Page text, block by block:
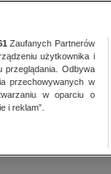
Zaufanych Partnerów
użytkownika i
przeglądania. Odbywa
przechowywanych w
w oparciu o
i reklam”.